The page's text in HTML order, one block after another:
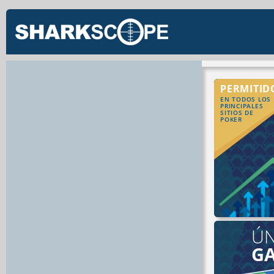
EN TODOS LOS
PRINCIPALES
SITIOS DE
POKER